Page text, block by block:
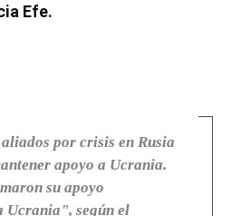
Efe.
por crisis en Rusia
apoyo a Ucrania.
su apoyo
Ucrania", según el